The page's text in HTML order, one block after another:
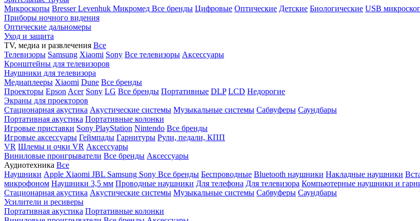
Микроскопы BresserLevenhuk Микромед Все бренды Цифровые Оптические Детские Биологические USB
Приборы ночного видения
Оптические дальномеры
Уход и защита
TV, медиа и развлечения Все
Телевизоры Samsung Xiaomi Sony Все телевизоры Аксессуары
Кронштейны для телевизоров
Наушники для телевизора
Медиаплееры Xiaomi Dune Все бренды
Проекторы Epson Acer Sony LG Все бренды Портативные DLP LCD Недорогие
Экраны для проекторов
Стационарная акустика Акустические системы Музыкальные системы Сабвуферы Саундбары
Портативная акустика Портативные колонки
Игровые приставки Sony PlayStation Nintendo Все бренды
Игровые аксессуары Геймпады Гарнитуры Рули, педали, КПП
VR Шлемы и очки VR Аксессуары
Виниловые проигрыватели Все бренды Аксессуары
Аудиотехника Все
Наушники Apple Xiaomi JBL Samsung Sony Все бренды Беспроводные Bluetooth наушники Накладные наушники
микрофоном Наушники 3,5 мм Проводные наушники Для телефона Для телевизора Компьютерные наушники и
Стационарная акустика Акустические системы Музыкальные системы Сабвуферы Саундбары
Усилители и ресиверы
Портативная акустика Портативные колонки